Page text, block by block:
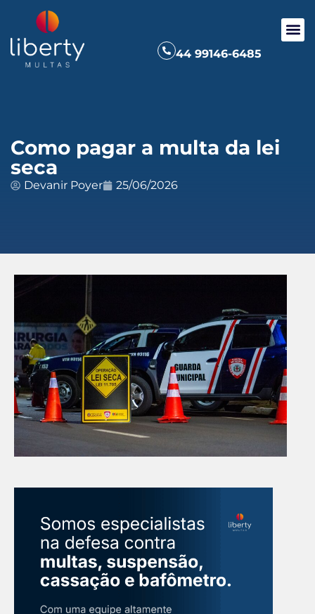
44 99146-6485
Como pagar a multa da lei
seca
Devanir Poyer 25/06/2026